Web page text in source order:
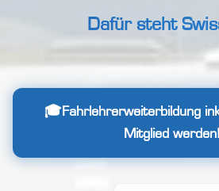
Dafür steht
🎓Fahrlehrerweiterbildung
Mitglied werden!